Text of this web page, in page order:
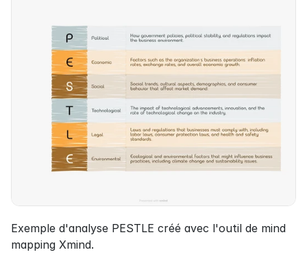
Exemple d'analyse PESTLE créé avec l'outil de mind
mapping Xmind.